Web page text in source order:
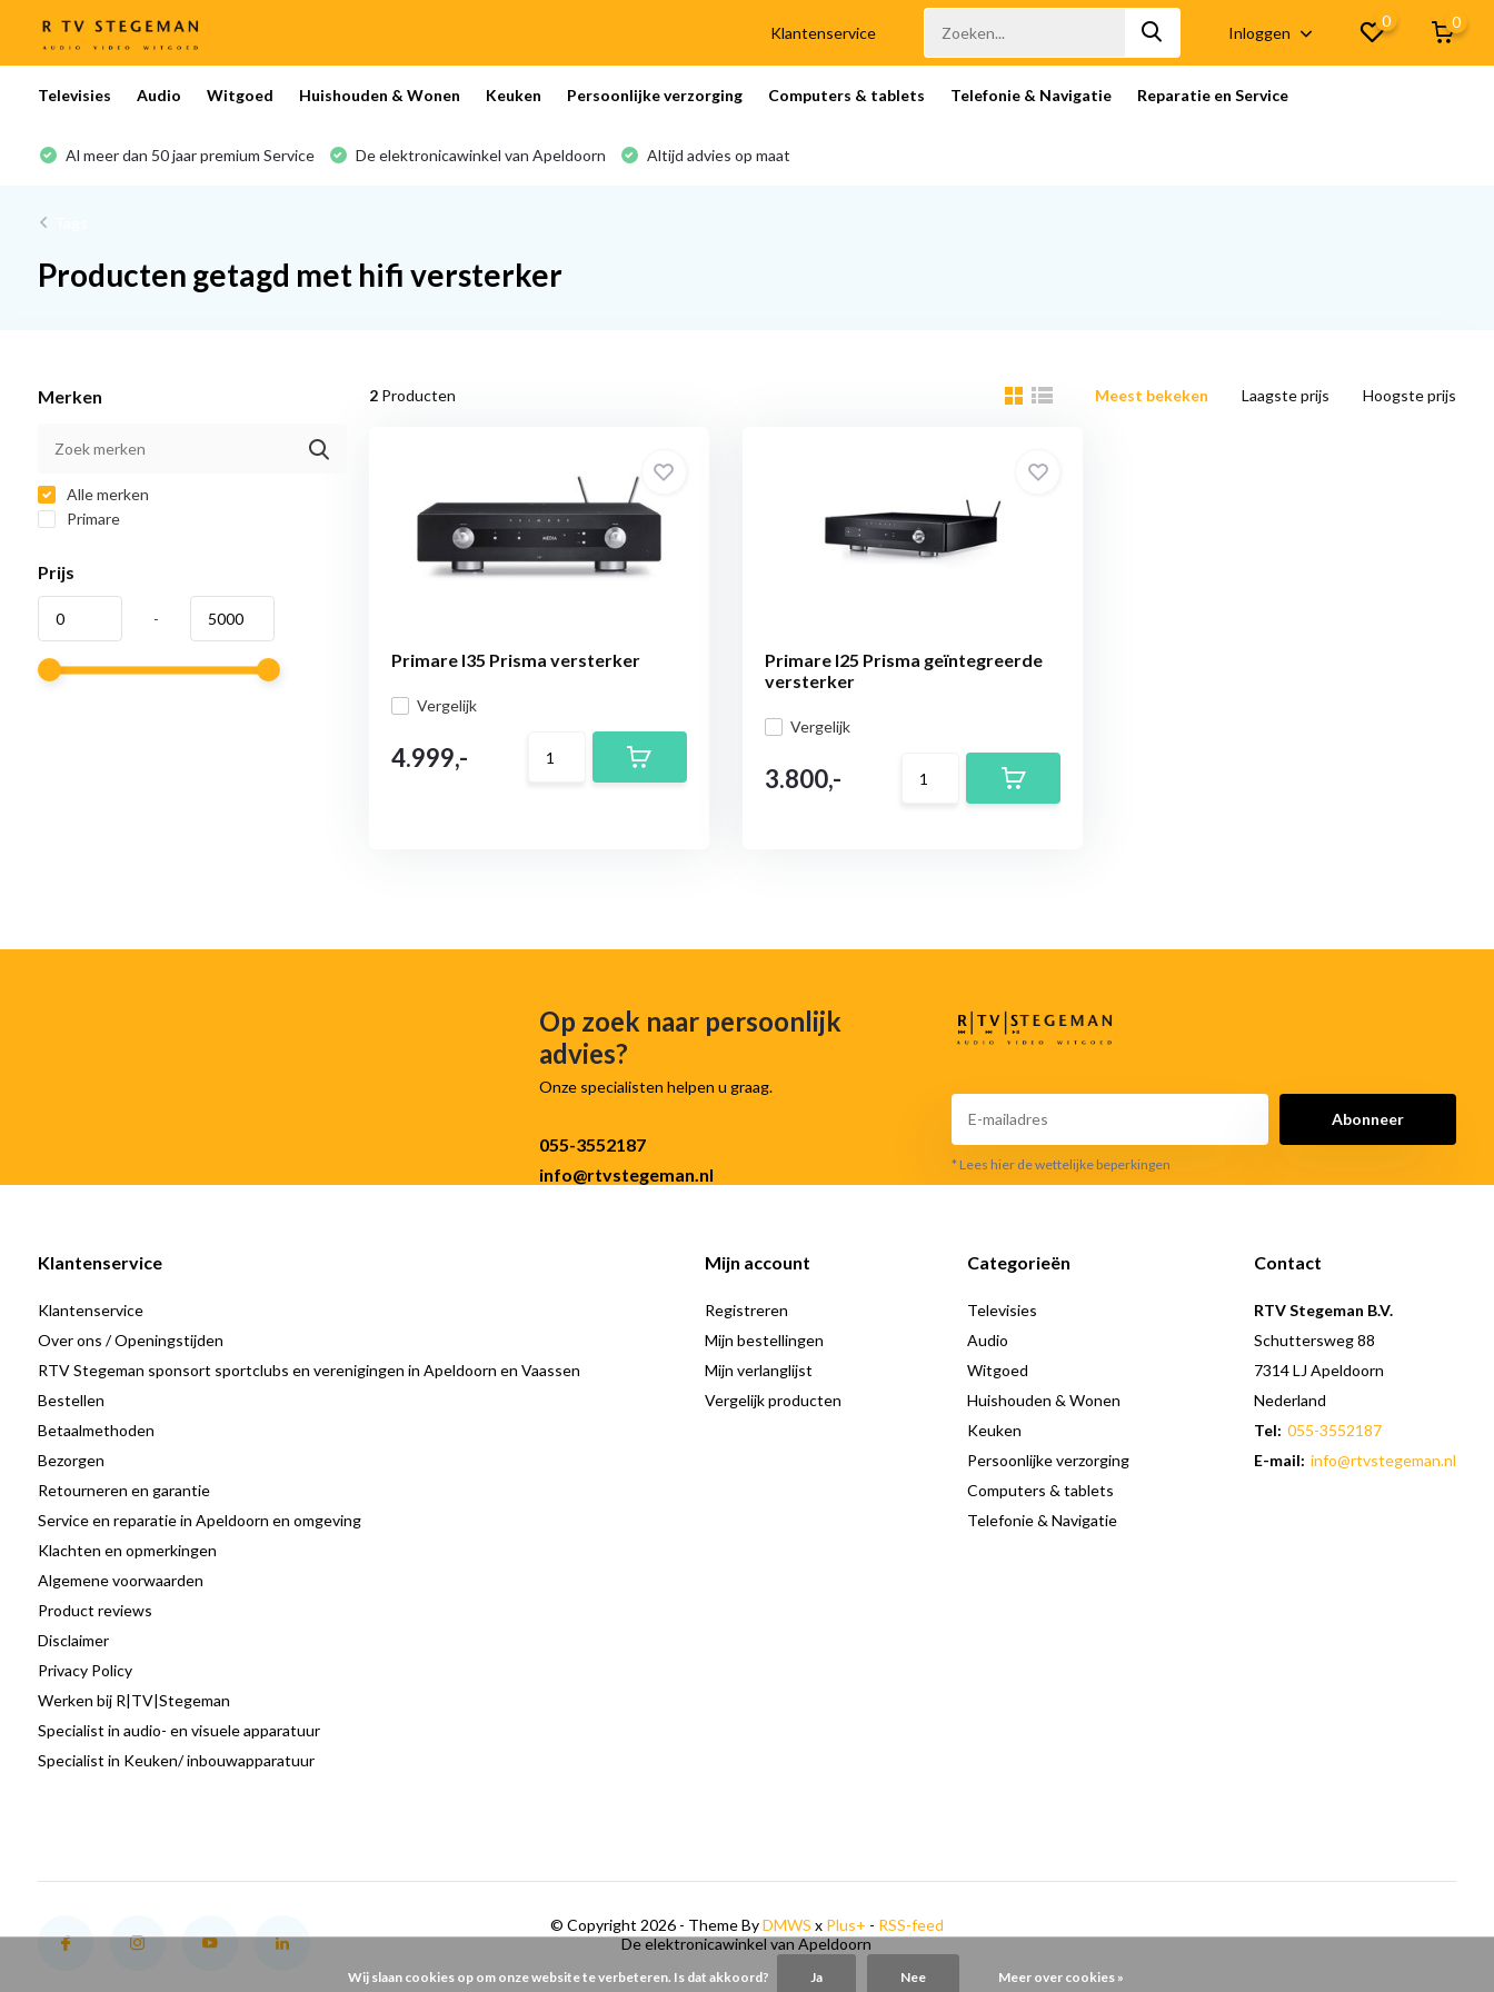
Klantenservice Inloggen
0 0
Televisies Audio Witgoed Huishouden & Wonen Keuken Persoonlijke verzorging Computers & tablets Telefonie & Navigatie Reparatie en Service
Al meer dan 50 jaar premium Service De elektronicawinkel van Apeldoorn Altijd advies op maat
Producten getagd met hifi versterker
Merken
Alle merken
Primare
Prijs
-
2Producten Meest bekeken Laagste prijs Hoogste prijs
Primare I35 Prisma versterker
Vergelijk
4.999,-
Primare I25 Prisma geïntegreerde
versterker
Vergelijk
3.800,-
Op zoek naar persoonlijk
advies?
Onze specialisten helpen u graag.
055-3552187
info@rtvstegeman.nl
Abonneer
* Lees hier de wettelijke beperkingen
Klantenservice
Klantenservice
Over ons / Openingstijden
RTV Stegeman sponsort sportclubs en verenigingen in Apeldoorn en Vaassen
Bestellen
Betaalmethoden
Bezorgen
Retourneren en garantie
Service en reparatie in Apeldoorn en omgeving
Klachten en opmerkingen
Algemene voorwaarden
Product reviews
Disclaimer
Privacy Policy
Werken bij R|TV|Stegeman
Specialist in audio- en visuele apparatuur
Specialist in Keuken/ inbouwapparatuur
Mijn account
Registreren
Mijn bestellingen
Mijn verlanglijst
Vergelijk producten
Categorieën
Televisies
Audio
Witgoed
Huishouden & Wonen
Keuken
Persoonlijke verzorging
Computers & tablets
Telefonie & Navigatie
Contact
RTV Stegeman B.V.
Schuttersweg 88
7314 LJ Apeldoorn
Nederland
Tel: 055-3552187
E-mail: info@rtvstegeman.nl
© Copyright 2026 - Theme ByDMWS x Plus+ - RSS-feed
De elektronicawinkel van Apeldoorn
Wij slaan cookies op om onze website te verbeteren. Is dat akkoord? Ja Nee Meer over cookies »